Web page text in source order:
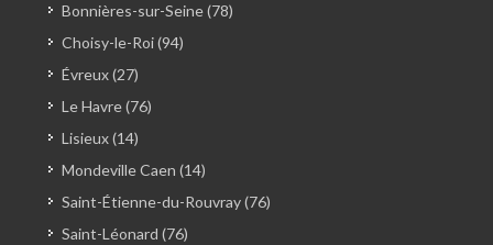
Bonnières-sur-Seine (78)
Choisy-le-Roi (94)
Évreux (27)
Le Havre (76)
Lisieux (14)
Mondeville Caen (14)
Saint-Étienne-du-Rouvray (76)
Saint-Léonard (76)